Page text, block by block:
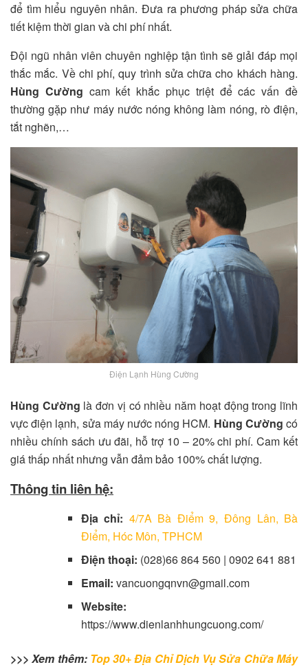
để tìm hiểu nguyên nhân. Đưa ra phương pháp sửa chữa
tiết kiệm thời gian và chi phí nhất.
Đội ngũ nhân viên chuyên nghiệp tận tình sẽ giải đáp mọi
thắc mắc. Về chi phí, quy trình sửa chữa cho khách hàng.
Hùng Cường cam kết khắc phục triệt để các vấn đề
thường gặp như máy nước nóng không làm nóng, rò điện,
tắt nghẽn,…
Điện Lạnh Hùng Cường
Hùng Cường là đơn vị có nhiều năm hoạt động trong lĩnh
vực điện lạnh, sửa máy nước nóng HCM. Hùng Cường có
nhiều chính sách ưu đãi, hỗ trợ 10 – 20% chi phí. Cam kết
giá thấp nhất nhưng vẫn đảm bảo 100% chất lượng.
Thông tin liên hệ:
Địa chỉ: 4/7A Bà Điểm 9, Đông Lân, Bà
Điểm, Hóc Môn, TPHCM
Điện thoại: (028)66 864 560 | 0902 641 881
Email: vancuongqnvn@gmail.com
Website:
https://www.dienlanhhungcuong.com/
>>> Xem thêm: Top 30+ Địa Chỉ Dịch Vụ Sửa Chữa Máy